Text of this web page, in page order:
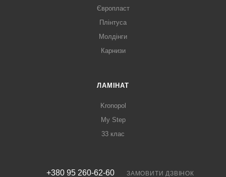
Європласт
Плінтуса
Молдінги
Карнизи
ЛАМІНАТ
Kronopol
My Step
33 клас
+380 95 260-62-60 ЗАМОВИТИ ДЗВІНОК